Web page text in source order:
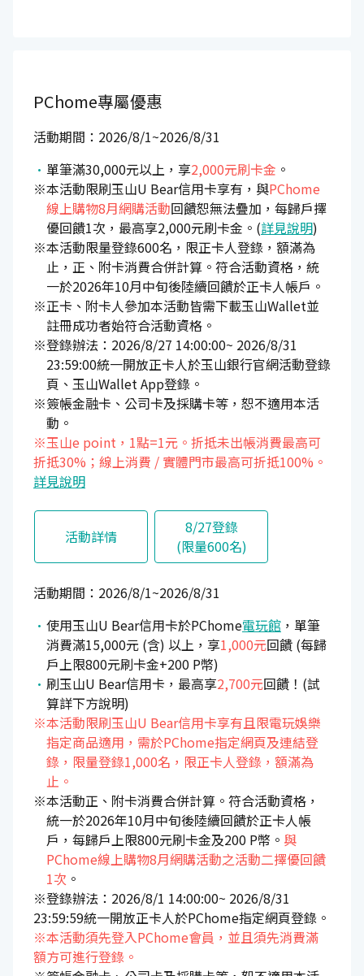
PChome專屬優惠
活動期間：2026/8/1~2026/8/31
單筆滿30,000元以上，享2,000元刷卡金 。
※本活動限刷玉山U Bear信用卡享有，與PChome
線上購物8月網購活動回饋恕無法疊加，每歸戶擇
優回饋1次，最高享2,000元刷卡金。(詳見說明)
※本活動限量登錄600名，限正卡人登錄，額滿為
止，正、附卡消費合併計算。符合活動資格，統
一於2026年10月中旬後陸續回饋於正卡人帳戶。
※正卡、附卡人參加本活動皆需下載玉山Wallet並
註冊成功者始符合活動資格。
※登錄辦法：2026/8/27 14:00:00~ 2026/8/31
23:59:00統一開放正卡人於玉山銀行官網活動登錄
頁、玉山Wallet App登錄。
※簽帳金融卡、公司卡及採購卡等，恕不適用本活
動。
※玉山e point，1點=1元。折抵未出帳消費最高可
折抵30%；線上消費 / 實體門市最高可折抵100%。
詳見說明
活動詳情
8/27登錄
(限量600名)
活動期間：2026/8/1~2026/8/31
使用玉山U Bear信用卡於PChome電玩館 ，單筆
消費滿15,000元 (含) 以上，享1,000元回饋 (每歸
戶上限800元刷卡金+200 P幣)
刷玉山U Bear信用卡，最高享2,700元回饋！(試
算詳下方說明)
※本活動限刷玉山U Bear信用卡享有且限電玩娛樂
指定商品適用，需於PChome指定網頁及連結登
錄，限量登錄1,000名，限正卡人登錄，額滿為
止。
※本活動正、附卡消費合併計算。符合活動資格，
統一於2026年10月中旬後陸續回饋於正卡人帳
戶，每歸戶上限800元刷卡金及200 P幣。 與
PChome線上購物8月網購活動之活動二擇優回饋
1次 。
※登錄辦法：2026/8/1 14:00:00~ 2026/8/31
23:59:59統一開放正卡人於PChome指定網頁登錄。
※本活動須先登入PChome會員，並且須先消費滿
額方可進行登錄。